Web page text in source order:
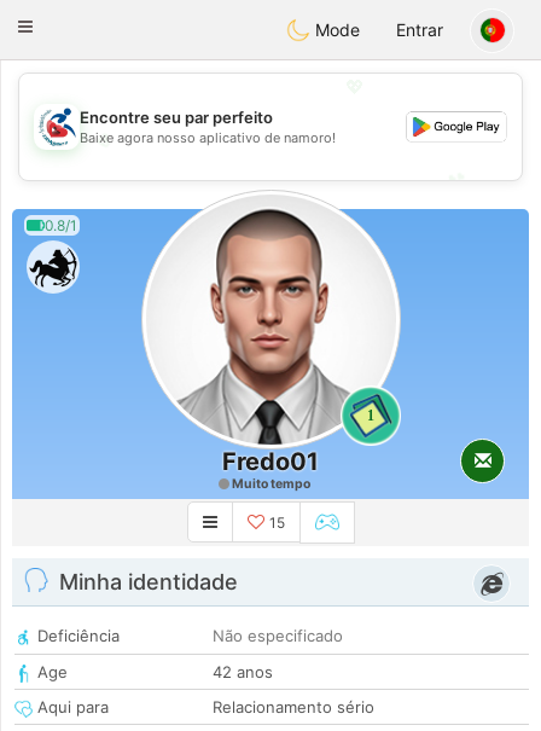
Handi Space
Toggle
Mode Entrar
💖
💕
💕
Encontre seu par perfeito
Baixe agora nosso aplicativo de namoro!
0.8/1
1
Fredo01
Muito tempo
15
Minha identidade
Deficiência
Não especificado
Age
42 anos
Aqui para
Relacionamento sério